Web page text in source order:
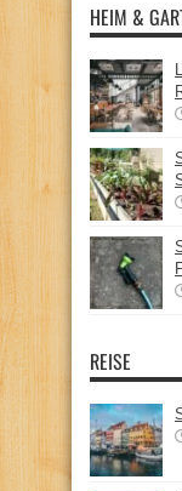
HEIM &
REISE